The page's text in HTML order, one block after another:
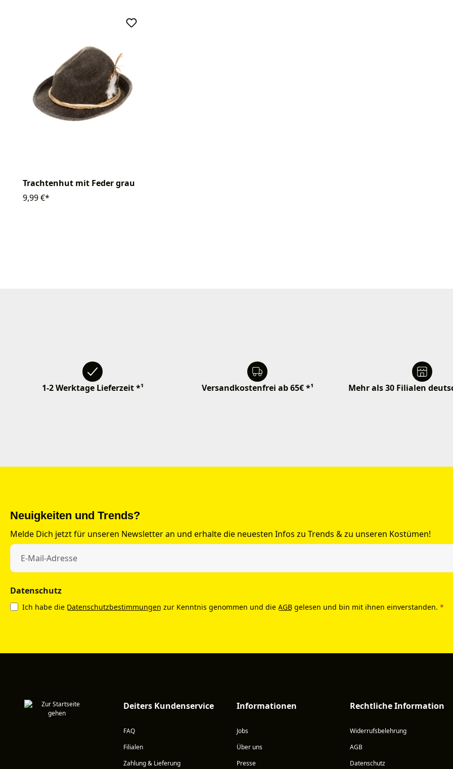
Trachtenhut mit Feder grau
9,99 €*
1-2 Werktage Lieferzeit *¹ Versandkostenfrei ab 65€ *¹ Mehr als 30 Filialen
Neuigkeiten und Trends?
Melde Dich jetzt für unseren Newsletter an und erhalte die neuesten Infos zu Trends & zu unseren Kostümen!
Datenschutz
Ich habe die Datenschutzbestimmungen zur Kenntnis genommen und die AGB gelesen und bin mit ihnen einverstanden. *
Deiters Kundenservice
FAQ
Filialen
Zahlung & Lieferung
Informationen
Jobs
Über uns
Presse
Rechtliche Information
Widerrufsbelehrung
AGB
Datenschutz